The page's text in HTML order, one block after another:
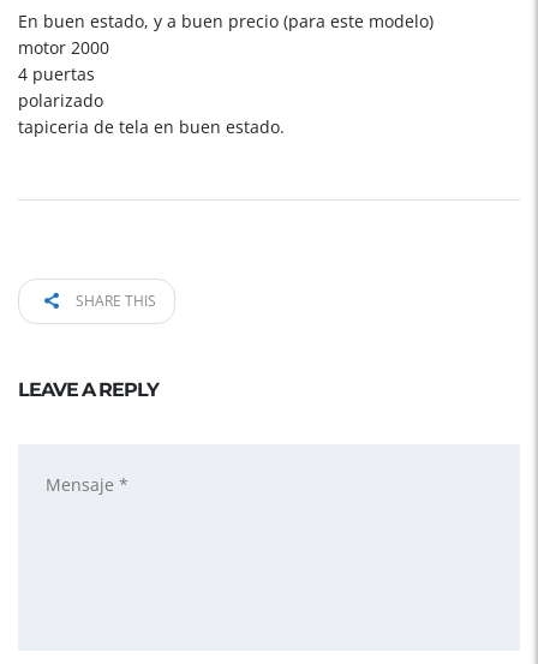
En buen estado, y a buen precio (para este modelo)
motor 2000
4 puertas
polarizado
tapiceria de tela en buen estado.
SHARE THIS
LEAVE A REPLY